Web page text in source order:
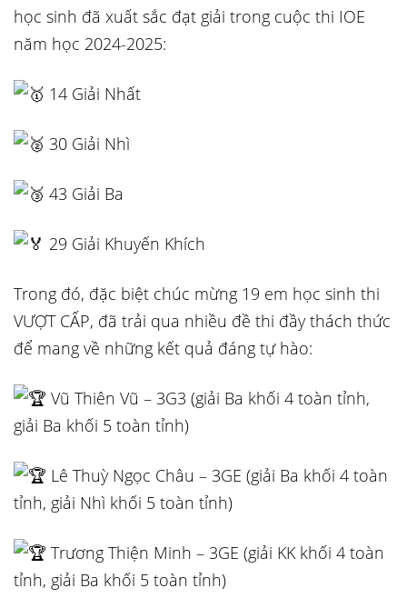
học sinh đã xuất sắc đạt giải trong cuộc thi IOE
năm học 2024-2025:
14 Giải Nhất
30 Giải Nhì
43 Giải Ba
29 Giải Khuyến Khích
Trong đó, đặc biệt chúc mừng 19 em học sinh thi
VƯỢT CẤP, đã trải qua nhiều đề thi đầy thách thức
để mang về những kết quả đáng tự hào:
Vũ Thiên Vũ – 3G3 (giải Ba khối 4 toàn tỉnh,
giải Ba khối 5 toàn tỉnh)
Lê Thuỳ Ngọc Châu – 3GE (giải Ba khối 4 toàn
tỉnh, giải Nhì khối 5 toàn tỉnh)
Trương Thiện Minh – 3GE (giải KK khối 4 toàn
tỉnh, giải Ba khối 5 toàn tỉnh)